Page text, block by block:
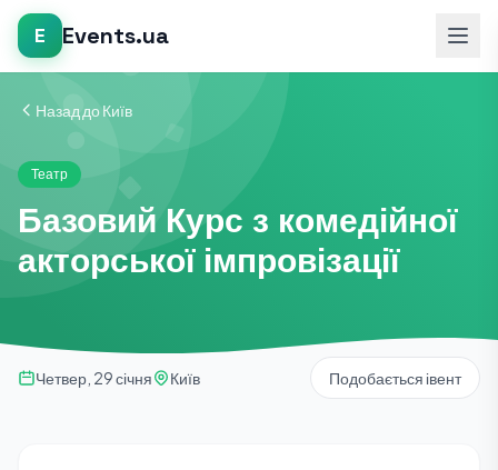
E Events.ua
Назад до Київ
Театр
Базовий Курс з комедійної
акторської імпровізації
Четвер, 29 січня Київ Подобається івент